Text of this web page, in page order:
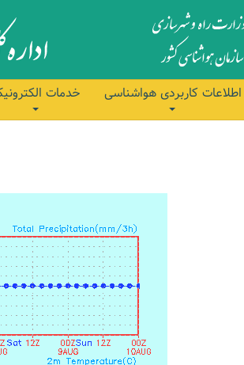
اطلاعات کاربردی هواشناسی خدمات